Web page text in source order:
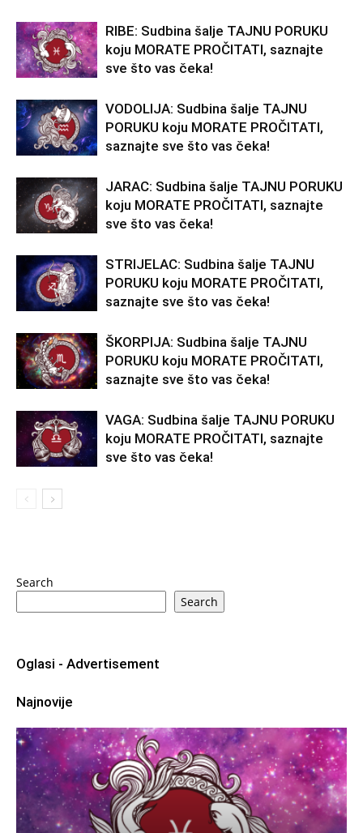
RIBE: Sudbina šalje TAJNU PORUKU
koju MORATE PROČITATI, saznajte
sve što vas čeka!
VODOLIJA: Sudbina šalje TAJNU
PORUKU koju MORATE PROČITATI,
saznajte sve što vas čeka!
JARAC: Sudbina šalje TAJNU PORUKU
koju MORATE PROČITATI, saznajte
sve što vas čeka!
STRIJELAC: Sudbina šalje TAJNU
PORUKU koju MORATE PROČITATI,
saznajte sve što vas čeka!
ŠKORPIJA: Sudbina šalje TAJNU
PORUKU koju MORATE PROČITATI,
saznajte sve što vas čeka!
VAGA: Sudbina šalje TAJNU PORUKU
koju MORATE PROČITATI, saznajte
sve što vas čeka!
Search
Search
Oglasi - Advertisement
Najnovije